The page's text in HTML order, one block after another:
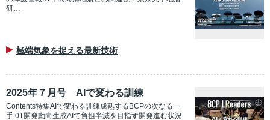
研…
極端気象を捉える最新技術
2025年７月号 AIで変わる訓練
Contents特集AIで変わる訓練成熟するBCPの次なる一
手 01開発動向生成AIで負担半減を目指す開発進む状況